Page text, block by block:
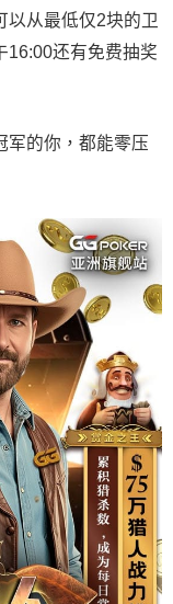
以从最低仅2块的卫
16:00还有免费抽奖
军的你，都能零压